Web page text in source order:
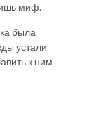
миф.
была
устали
к ним